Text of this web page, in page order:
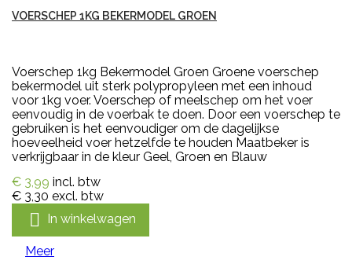
VOERSCHEP 1KG BEKERMODEL GROEN
Voerschep 1kg Bekermodel Groen Groene voerschep
bekermodel uit sterk polypropyleen met een inhoud
voor 1kg voer. Voerschep of meelschep om het voer
eenvoudig in de voerbak te doen. Door een voerschep te
gebruiken is het eenvoudiger om de dagelijkse
hoeveelheid voer hetzelfde te houden Maatbeker is
verkrijgbaar in de kleur Geel, Groen en Blauw
€ 3,99 incl. btw
€ 3,30 excl. btw
 In winkelwagen
Meer